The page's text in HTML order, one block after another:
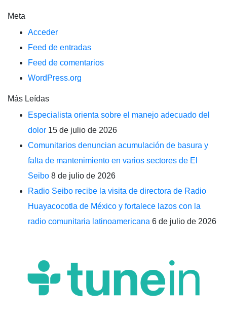
Meta
Acceder
Feed de entradas
Feed de comentarios
WordPress.org
Más Leídas
Especialista orienta sobre el manejo adecuado del
dolor 15 de julio de 2026
Comunitarios denuncian acumulación de basura y
falta de mantenimiento en varios sectores de El
Seibo 8 de julio de 2026
Radio Seibo recibe la visita de directora de Radio
Huayacocotla de México y fortalece lazos con la
radio comunitaria latinoamericana 6 de julio de 2026